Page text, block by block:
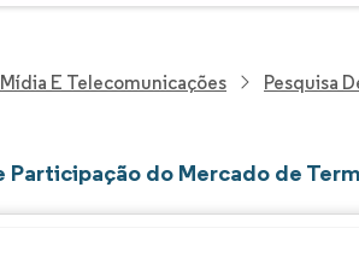
E Telecomunicações Pesquisa
Participação do Mercado de